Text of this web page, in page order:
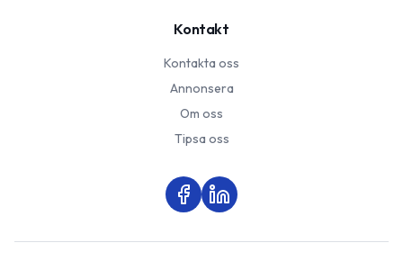
Kontakt
Kontakta oss
Annonsera
Om oss
Tipsa oss